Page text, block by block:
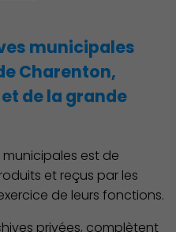
Solidarité
municipales
Charenton,
de la grande
municipales est de
et reçus par les
de leurs fonctions.
privées, complètent